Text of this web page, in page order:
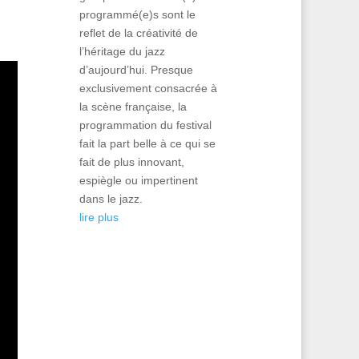
programmé(e)s sont le
reflet de la créativité de
l’héritage du jazz
d’aujourd’hui. Presque
exclusivement consacrée à
la scène française, la
programmation du festival
fait la part belle à ce qui se
fait de plus innovant,
espiègle ou impertinent
dans le jazz.
lire plus